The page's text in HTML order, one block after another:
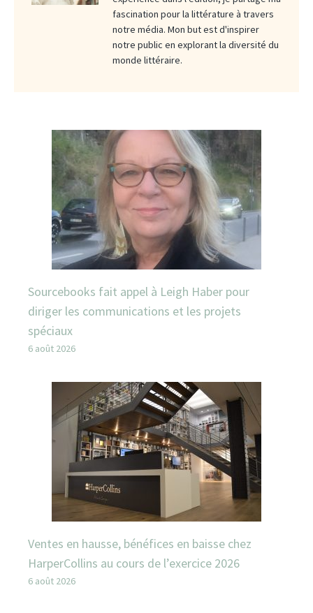
fascination pour la littérature à travers
notre média. Mon but est d'inspirer
notre public en explorant la diversité du
monde littéraire.
Sourcebooks fait appel à Leigh Haber pour
diriger les communications et les projets
spéciaux
6 août 2026
Ventes en hausse, bénéfices en baisse chez
HarperCollins au cours de l’exercice 2026
6 août 2026